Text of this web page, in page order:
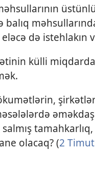
balıq
də istehlakın
külli
olacaq? (2